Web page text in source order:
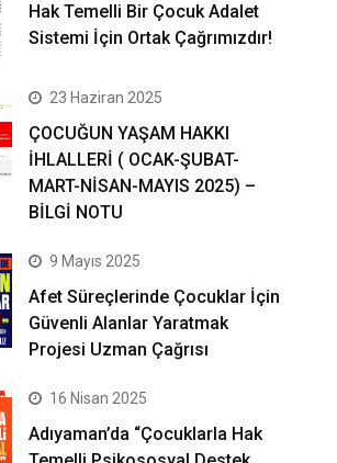
Hak Temelli Bir Çocuk Adalet
Sistemi İçin Ortak Çağrımızdır!
23 Haziran 2025
ÇOCUĞUN YAŞAM HAKKI
İHLALLERİ ( OCAK-ŞUBAT-
MART-NİSAN-MAYIS 2025) –
BİLGİ NOTU
9 Mayıs 2025
Afet Süreçlerinde Çocuklar İçin
Güvenli Alanlar Yaratmak
Projesi Uzman Çağrısı
16 Nisan 2025
Adıyaman’da “Çocuklarla Hak